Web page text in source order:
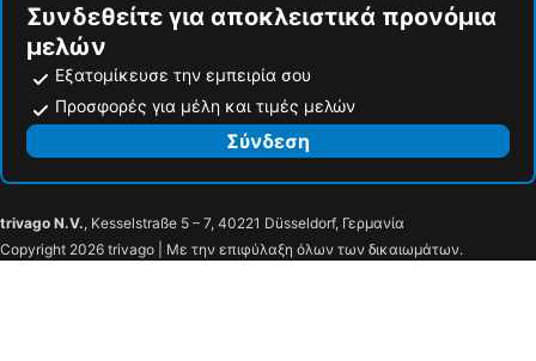
Συνδεθείτε για αποκλειστικά προνόμια
μελών
Εξατομίκευσε την εμπειρία σου
Προσφορές για μέλη και τιμές μελών
Σύνδεση
trivago N.V., Kesselstraße 5 – 7, 40221 Düsseldorf, Γερμανία
Copyright 2026 trivago | Με την επιφύλαξη όλων των δικαιωμάτων.